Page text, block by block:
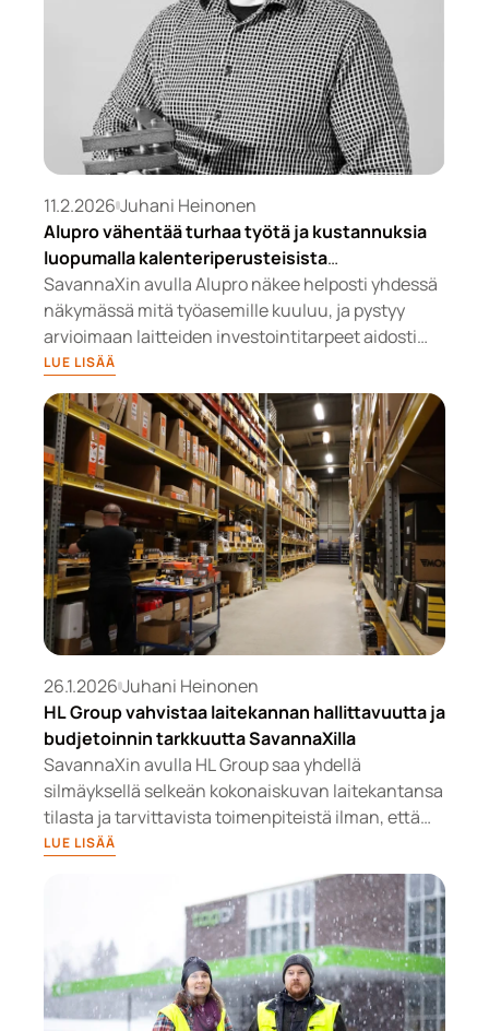
kustannusten valvonta. Lisäksi aTalent voi toimia
vastuullisemmin pidentämällä laitteiden
elinkaarta ja välttämällä tarpeettomia vaihtoja.
11.2.2026 Juhani Heinonen
Alupro vähentää turhaa työtä ja kustannuksia
luopumalla kalenteriperusteisista
laitevaihdoista
SavannaXin avulla Alupro näkee helposti yhdessä
näkymässä mitä työasemille kuuluu, ja pystyy
arvioimaan laitteiden investointitarpeet aidosti
niiden kokonaiskunnon perusteella 3-6 kuukautta
etukäteen. SavannaX helpottaa myös
johtamistyötä ihmiselle, joka ei ole IT:n syväosaaja,
ja tämä oli yksi syy palvelun hankkimiselle.
LUE LISÄÄ
26.1.2026 Juhani Heinonen
HL Group vahvistaa laitekannan hallittavuutta ja
budjetoinnin tarkkuutta SavannaXilla
SavannaXin avulla HL Group saa yhdellä
silmäyksellä selkeän kokonaiskuvan laitekantansa
tilasta ja tarvittavista toimenpiteistä ilman, että
tietoa tarvitsee etsiä useista eri järjestelmistä.
LUE LISÄÄ